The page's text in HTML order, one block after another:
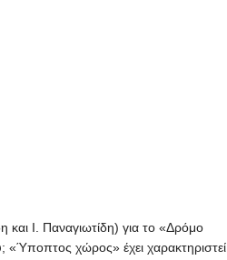
Ι. Παναγιωτίδη) για το «Δρόμο
χώρος» έχει χαρακτηριστεί